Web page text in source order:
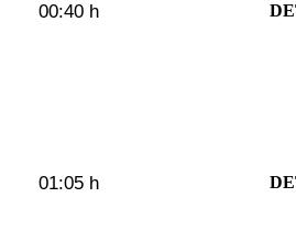
00:40 h
01:05 h